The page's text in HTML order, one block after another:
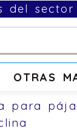
del
OTRAS
para